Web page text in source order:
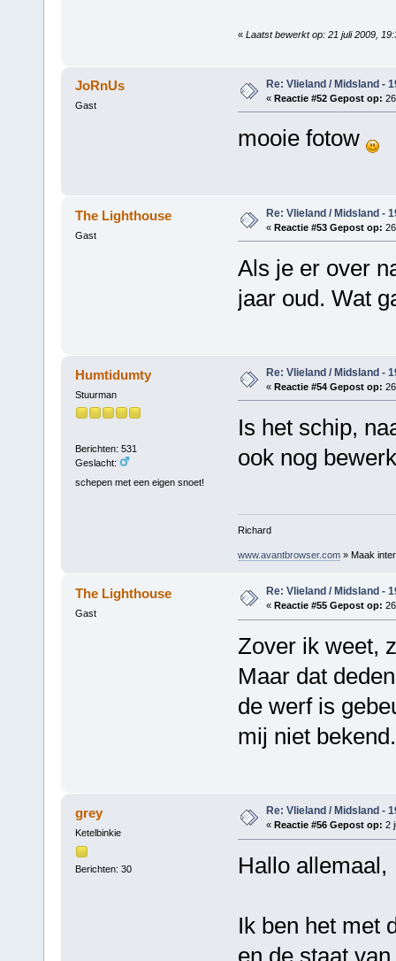
« Laatst bewerkt op: 21 juli 2009,
JoRnUs
Gast
Re: Vlieland / Midsland -
« Reactie #52 Gepost op:
mooie fotow
The Lighthouse
Gast
Re: Vlieland / Midsland -
« Reactie #53 Gepost op:
Als je er over
jaar oud. Wat
Humtidumty
Stuurman
Berichten: 531
Geslacht:
schepen met een eigen snoet!
Re: Vlieland / Midsland -
« Reactie #54 Gepost op:
Is het schip,
ook nog
Richard
www.avantbrowser.com» Maak
The Lighthouse
Gast
Re: Vlieland / Midsland -
« Reactie #55 Gepost op:
Zover ik weet,
Maar dat
de werf is
mij niet bekend.
grey
Ketelbinkie
Berichten: 30
Re: Vlieland / Midsland -
« Reactie #56 Gepost op: 2
Hallo allemaal,
Ik ben het met